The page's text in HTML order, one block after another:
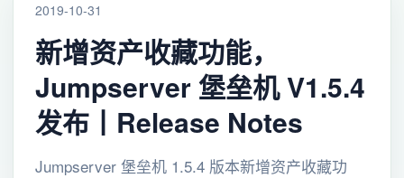
2019-10-31
新增资产收藏功能，
Jumpserver 堡垒机 V1.5.4
发布丨Release Notes
Jumpserver 堡垒机 1.5.4 版本新增资产收藏功